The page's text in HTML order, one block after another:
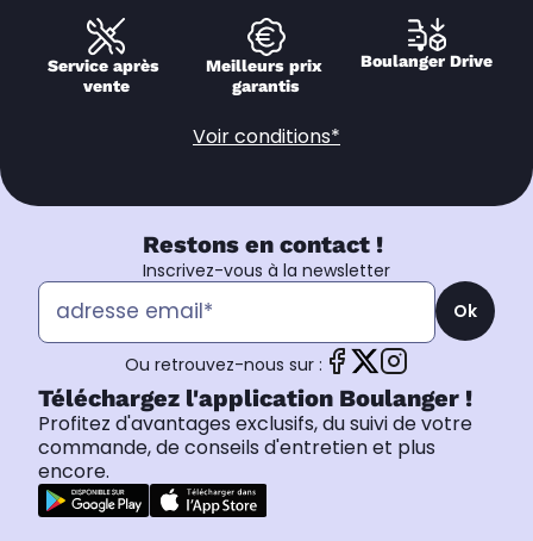
Service après
vente
Meilleurs prix
garantis
Boulanger Drive
Voir conditions*
Restons en contact !
Inscrivez-vous à la newsletter
Ok
Ou retrouvez-nous sur :
Téléchargez l'application Boulanger !
Profitez d'avantages exclusifs, du suivi de votre
commande, de conseils d'entretien et plus
encore.